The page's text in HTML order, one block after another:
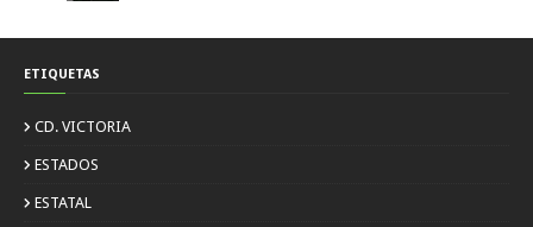
ETIQUETAS
CD. VICTORIA
ESTADOS
ESTATAL